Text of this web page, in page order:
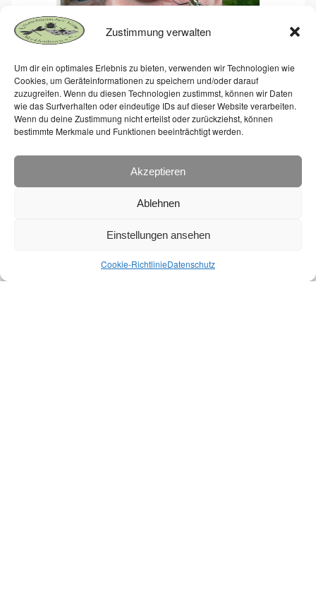
Zustimmung verwalten
Um dir ein optimales Erlebnis zu bieten, verwenden wir Technologien wie
Cookies, um Geräteinformationen zu speichern und/oder darauf
zuzugreifen. Wenn du diesen Technologien zustimmst, können wir Daten
wie das Surfverhalten oder eindeutige IDs auf dieser Website verarbeiten.
Wenn du deine Zustimmung nicht erteilst oder zurückziehst, können
bestimmte Merkmale und Funktionen beeinträchtigt werden.
Akzeptieren
Ablehnen
Einstellungen ansehen
Cookie-RichtlinieDatenschutz
Libellen-Vortrag-Mandy
Legatzki-28.11.14-
Roggentin
Weiterlesen »